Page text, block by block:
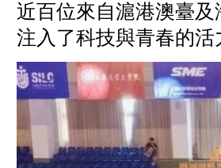
近百位來自滬港澳臺
注入了科技與青春的活